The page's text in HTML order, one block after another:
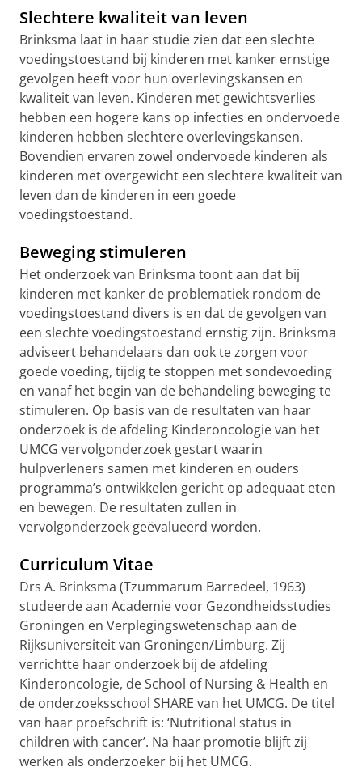
Slechtere kwaliteit van leven
Brinksma laat in haar studie zien dat een slechte
voedingstoestand bij kinderen met kanker ernstige
gevolgen heeft voor hun overlevingskansen en
kwaliteit van leven. Kinderen met gewichtsverlies
hebben een hogere kans op infecties en ondervoede
kinderen hebben slechtere overlevingskansen.
Bovendien ervaren zowel ondervoede kinderen als
kinderen met overgewicht een slechtere kwaliteit van
leven dan de kinderen in een goede
voedingstoestand.
Beweging stimuleren
Het onderzoek van Brinksma toont aan dat bij
kinderen met kanker de problematiek rondom de
voedingstoestand divers is en dat de gevolgen van
een slechte voedingstoestand ernstig zijn. Brinksma
adviseert behandelaars dan ook te zorgen voor
goede voeding, tijdig te stoppen met sondevoeding
en vanaf het begin van de behandeling beweging te
stimuleren. Op basis van de resultaten van haar
onderzoek is de afdeling Kinderoncologie van het
UMCG vervolgonderzoek gestart waarin
hulpverleners samen met kinderen en ouders
programma’s ontwikkelen gericht op adequaat eten
en bewegen. De resultaten zullen in
vervolgonderzoek geëvalueerd worden.
Curriculum Vitae
Drs A. Brinksma (Tzummarum Barredeel, 1963)
studeerde aan Academie voor Gezondheidsstudies
Groningen en Verplegingswetenschap aan de
Rijksuniversiteit van Groningen/Limburg. Zij
verrichtte haar onderzoek bij de afdeling
Kinderoncologie, de School of Nursing & Health en
de onderzoeksschool SHARE van het UMCG. De titel
van haar proefschrift is: ‘Nutritional status in
children with cancer’. Na haar promotie blijft zij
werken als onderzoeker bij het UMCG.